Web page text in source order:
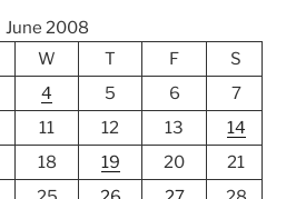
June 2008
W T F
S
4 5 6
7
11 12 13
14
18 19 20
21